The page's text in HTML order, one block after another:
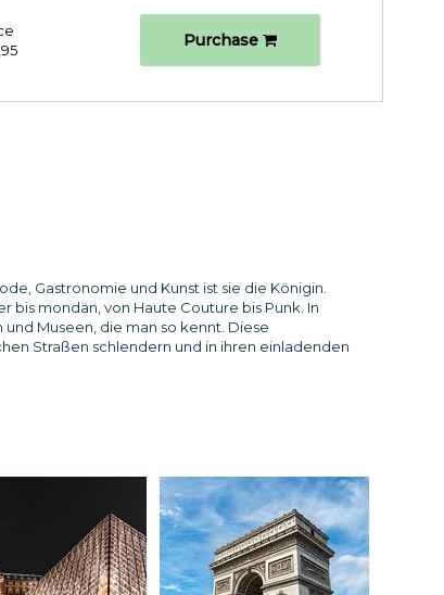
Purchase
Gastronomie und Kunst ist sie die Königin.
mondän, von Haute Couture bis Punk. In
Museen, die man so kennt. Diese
Straßen schlendern und in ihren einladenden